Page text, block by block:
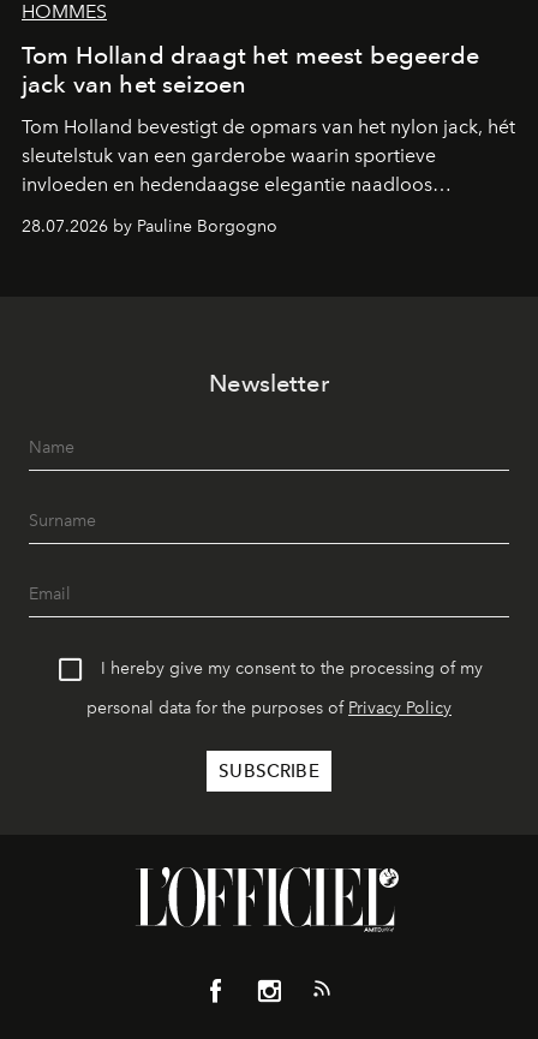
HOMMES
Tom Holland draagt het meest begeerde
jack van het seizoen
Tom Holland bevestigt de opmars van het nylon jack, hét
sleutelstuk van een garderobe waarin sportieve
invloeden en hedendaagse elegantie naadloos
samenkomen.
28.07.2026 by Pauline Borgogno
Newsletter
I hereby give my consent to the processing of my
personal data for the purposes of Privacy Policy